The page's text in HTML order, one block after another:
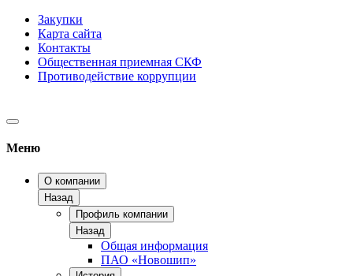
Закупки
Карта сайта
Контакты
Общественная приемная СКФ
Противодействие коррупции
Меню
О компании
Назад
Профиль компании
Назад
Общая информация
ПАО «Новошип»